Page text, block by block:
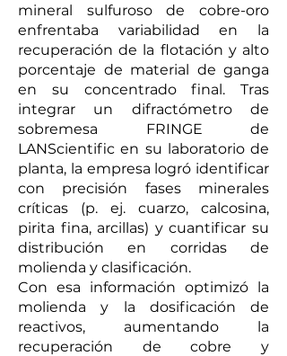
mineral sulfuroso de cobre-oro
enfrentaba variabilidad en la
recuperación de la flotación y alto
porcentaje de material de ganga
en su concentrado final. Tras
integrar un difractómetro de
sobremesa FRINGE de
LANScientific en su laboratorio de
planta, la empresa logró identificar
con precisión fases minerales
críticas (p. ej. cuarzo, calcosina,
pirita fina, arcillas) y cuantificar su
distribución en corridas de
molienda y clasificación.
Con esa información optimizó la
molienda y la dosificación de
reactivos, aumentando la
recuperación de cobre y